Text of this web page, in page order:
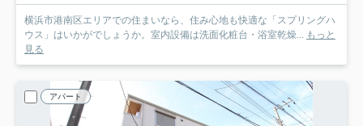
横浜市港南区エリアでの住まいなら、住み心地も快適な「スプリングハ
ウス」はいかがでしょうか。室内設備は洗面化粧台・浴室乾燥... もっと
見る
アパート